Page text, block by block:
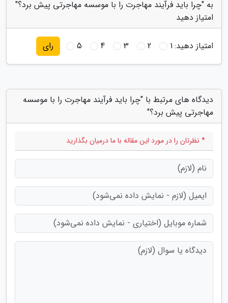
به "چرا باید فرآیند مهاجرت را با موسسه مهاجرتی پیش برد؟"
امتیاز دهید
امتیاز دهید:1
2
3
4
5 رای
دیدگاه های مرتبط با "چرا باید فرآیند مهاجرت را با موسسه
مهاجرتی پیش برد؟"
* نظرتان را در مورد این مقاله با ما درمیان بگذارید